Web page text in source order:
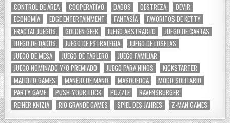
CONTROL DE ÁREA
COOPERATIVO DADOS DESTREZA
DEVIR
ECONOMÍA
EDGE ENTERTAINMENT FANTASÍA
FAVORITOS DE KETTY
FRACTAL JUEGOS
GOLDEN GEEK JUEGO ABSTRACTO
JUEGO DE CARTAS
JUEGO DE DADOS
JUEGO DE ESTRATEGIA
JUEGO DE LOSETAS
JUEGO DE MESA
JUEGO DE TABLERO
JUEGO FAMILIAR
JUEGO NOMINADO Y/O PREMIADO
JUEGO PARA NIÑOS
KICKSTARTER
MALDITO GAMES
MANEJO DE MANO MASQUEOCA
MODO SOLITARIO
PARTY GAME
PUSH-YOUR-LUCK PUZZLE
RAVENSBURGER
REINER KNIZIA
RIO GRANDE GAMES SPIEL DES JAHRES Z-MAN GAMES